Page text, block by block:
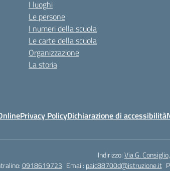
I luoghi
Le persone
I numeri della scuola
Le carte della scuola
Organizzazione
La storia
Privacy PolicyDichiarazione di accessibilità
Indirizzo:Via G.
0918619723 Email: paic88700d@istruzione.it